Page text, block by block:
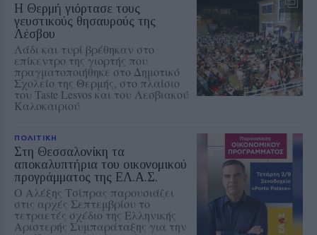
Η Θερμή γιόρτασε τους
γευστικούς θησαυρούς της
Λέσβου
Λάδι και τυρί βρέθηκαν στο
επίκεντρο της γιορτής που
πραγματοποιήθηκε στο Δημοτικό
Σχολείο της Θερμής, στο πλαίσιο
του Taste Lesvos και του Λεσβιακού
Καλοκαιριού
ΠΟΛΙΤΙΚΗ
Στη Θεσσαλονίκη τα
αποκαλυπτήρια του οικονομικού
προγράμματος της ΕΛ.Α.Σ.
Ο Αλέξης Τσίπρας παρουσιάζει
στις αρχές Σεπτεμβρίου το
τετραετές σχέδιο της Ελληνικής
Αριστερής Συμπαράταξης για την